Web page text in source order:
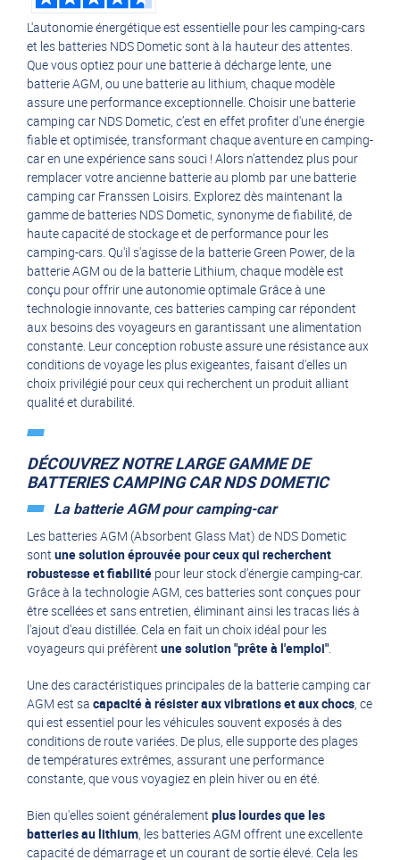
NDS (17)
L'autonomie énergétique est essentielle pour les camping-cars
et les batteries NDS Dometic sont à la hauteur des attentes.
Que vous optiez pour une batterie à décharge lente, une
batterie AGM, ou une batterie au lithium, chaque modèle
assure une performance exceptionnelle. Choisir une batterie
camping car NDS Dometic, c’est en effet profiter d'une énergie
fiable et optimisée, transformant chaque aventure en camping-
car en une expérience sans souci ! Alors n’attendez plus pour
remplacer votre ancienne batterie au plomb par une batterie
camping car Franssen Loisirs. Explorez dès maintenant la
gamme de batteries NDS Dometic, synonyme de fiabilité, de
haute capacité de stockage et de performance pour les
camping-cars. Qu'il s'agisse de la batterie Green Power, de la
batterie AGM ou de la batterie Lithium, chaque modèle est
conçu pour offrir une autonomie optimale Grâce à une
technologie innovante, ces batteries camping car répondent
aux besoins des voyageurs en garantissant une alimentation
constante. Leur conception robuste assure une résistance aux
conditions de voyage les plus exigeantes, faisant d'elles un
choix privilégié pour ceux qui recherchent un produit alliant
qualité et durabilité.
DÉCOUVREZ NOTRE LARGE GAMME DE
BATTERIES CAMPING CAR NDS DOMETIC
La batterie AGM pour camping-car
Les batteries AGM (Absorbent Glass Mat) de NDS Dometic
sont une solution éprouvée pour ceux qui recherchent
robustesse et fiabilité pour leur stock d’énergie camping-car.
Grâce à la technologie AGM, ces batteries sont conçues pour
être scellées et sans entretien, éliminant ainsi les tracas liés à
l'ajout d'eau distillée. Cela en fait un choix idéal pour les
voyageurs qui préfèrent une solution "prête à l'emploi".
Une des caractéristiques principales de la batterie camping car
AGM est sa capacité à résister aux vibrations et aux chocs, ce
qui est essentiel pour les véhicules souvent exposés à des
conditions de route variées. De plus, elle supporte des plages
de températures extrêmes, assurant une performance
constante, que vous voyagiez en plein hiver ou en été.
Bien qu'elles soient généralement plus lourdes que les
batteries au lithium, les batteries AGM offrent une excellente
capacité de démarrage et un courant de sortie élevé. Cela les